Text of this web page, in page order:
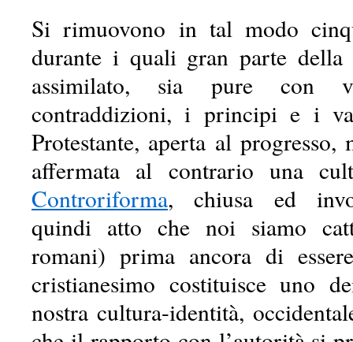
Si rimuovono in tal modo
durante i quali gran parte della
assimilato, sia pure con
contraddizioni, i principi e i
Protestante, aperta al
affermata al contrario una
Controriforma, chiusa ed
quindi atto che noi siamo
romani) prima ancora di
cristianesimo costituisce uno
nostra cultura-identità,